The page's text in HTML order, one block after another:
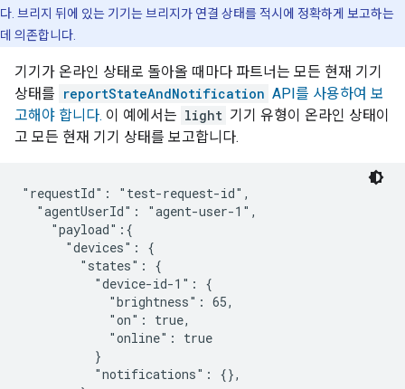
다. 브리지 뒤에 있는 기기는 브리지가 연결 상태를 적시에 정확하게 보고하는
데 의존합니다.
기기가 온라인 상태로 돌아올 때마다 파트너는 모든 현재 기기
상태를 reportStateAndNotification API를 사용하여 보
고해야 합니다. 이 예에서는 light 기기 유형이 온라인 상태이
고 모든 현재 기기 상태를 보고합니다.
"requestId": "test-request-id",
  "agentUserId": "agent-user-1",
    "payload":{
      "devices": {
        "states": {
          "device-id-1": {
            "brightness": 65,
            "on": true,
            "online": true
          }
          "notifications": {},